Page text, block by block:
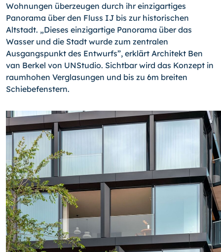
Wohnungen überzeugen durch ihr einzigartiges
Panorama über den Fluss IJ bis zur historischen
Altstadt. „Dieses einzigartige Panorama über das
Wasser und die Stadt wurde zum zentralen
Ausgangspunkt des Entwurfs”, erklärt Architekt Ben
van Berkel von UNStudio. Sichtbar wird das Konzept in
raumhohen Verglasungen und bis zu 6m breiten
Schiebefenstern.